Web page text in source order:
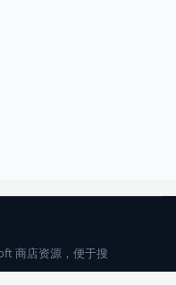
商店资源，便于搜